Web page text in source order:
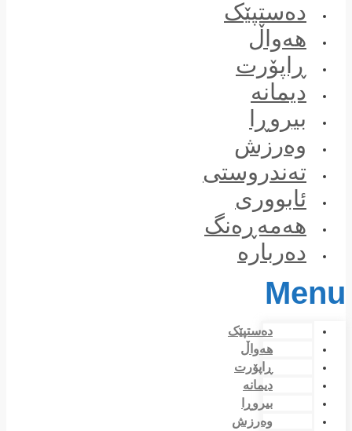
دەستپێک
هەواڵ
ڕاپۆرت
دیمانە
بیروڕا
وەرزش
تەندروستی
ئابووری
هەمەڕەنگ
دەربارە
Menu
دەستپێک
هەواڵ
ڕاپۆرت
دیمانە
بیروڕا
وەرزش